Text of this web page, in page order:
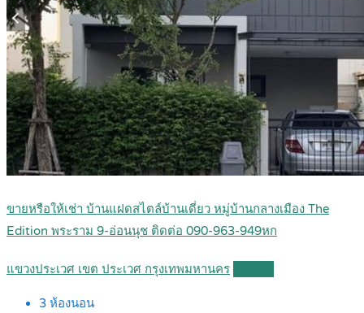
ขายหรือให้เช่า บ้านแฝดสไตล์บ้านเดี่ยว หมู่บ้านกลางเมือง The
Edition พระราม 9-อ่อนนุช ติดต่อ 090-963-949หก
แขวงประเวศ เขต ประเวศ กรุงเทพมหานคร
3 ห้องนอน